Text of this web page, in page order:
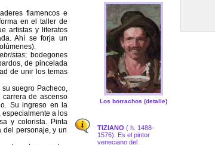
flamencos e
en el taller de
artistas y literatos
Ahí se forja un
; bodegones
de pincelada
de unir los temas
suegro Pacheco,
de ascenso
Su ingreso en la
especialmente a los
y colorista. Pinta
del personaje, y un
Los borrachos (detalle)
TIZIANO ( h. 1488-
1576): Es el pintor
veneciano del